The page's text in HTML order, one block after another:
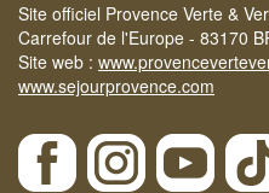
Site officiel Provence Verte &
Carrefour de l'Europe - 83170
Site web :
www.sejourprovence.com